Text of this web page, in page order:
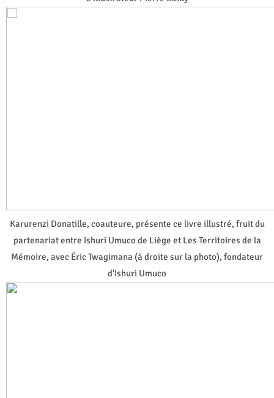
Karurenzi Donatille, coauteure, présente ce livre illustré, fruit du
partenariat entre Ishuri Umuco de Liège et Les Territoires de la
Mémoire, avec Éric Twagimana (à droite sur la photo), fondateur
d'Ishuri Umuco